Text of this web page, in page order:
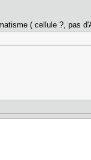
( cellule ?, pas